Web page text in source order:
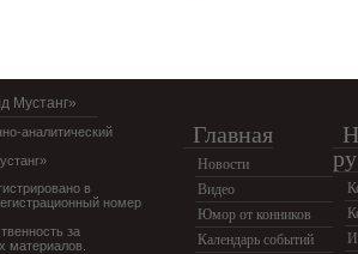
Мустанг»
аналитический
в
номер
за
материалов.
Главная
Новости
Видео
Юмор от конников
Календарь событий